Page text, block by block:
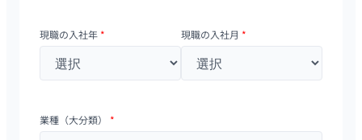
現職の入社年 * 現職の入社月 *
業種（大分類） *